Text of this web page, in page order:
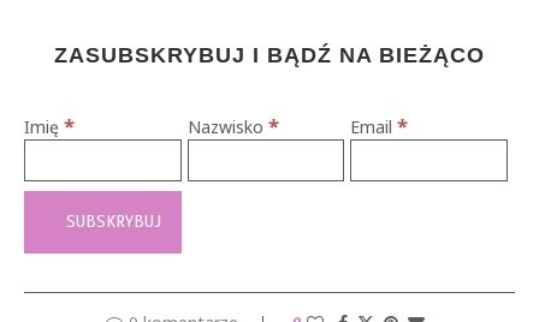
ZASUBSKRYBUJ I BĄDŹ NA BIEŻĄCO
Imię * Nazwisko * Email*